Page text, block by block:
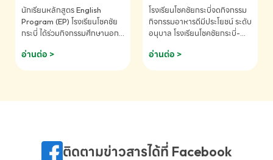
K2(Grop) โรงเรียนโชคชัยกระบี่-
สอบถามข้อมูลเพิ่มเติม โทร.
075-691910
ระดับประถมศึกษา (EP.1-
6)
นักเรียนหลักสูตร English
Program (EP) โรงเรียนโชคชัย
กระบี่ ได้ร่วมกิจกรรมศึกษานอก
ชมภาพยนตร์ Toy Story 5
(Soundtrack)เพื่อเสริมทักษะ
ภาษา ผ่านประสบการณ์การเรียนรู้
075-691910
อ่านต่อ >
โรงเรียนโชคชัยกระบี่จดกิจกรรม
กิจกรรมอาหารดีมีประโยชน์ ระดับ
อนุบาล โรงเรียนโชคชัยกระบี่-
075-691910
อ่านต่อ >
ติดตามข่าวสารได้ที่ Facebook